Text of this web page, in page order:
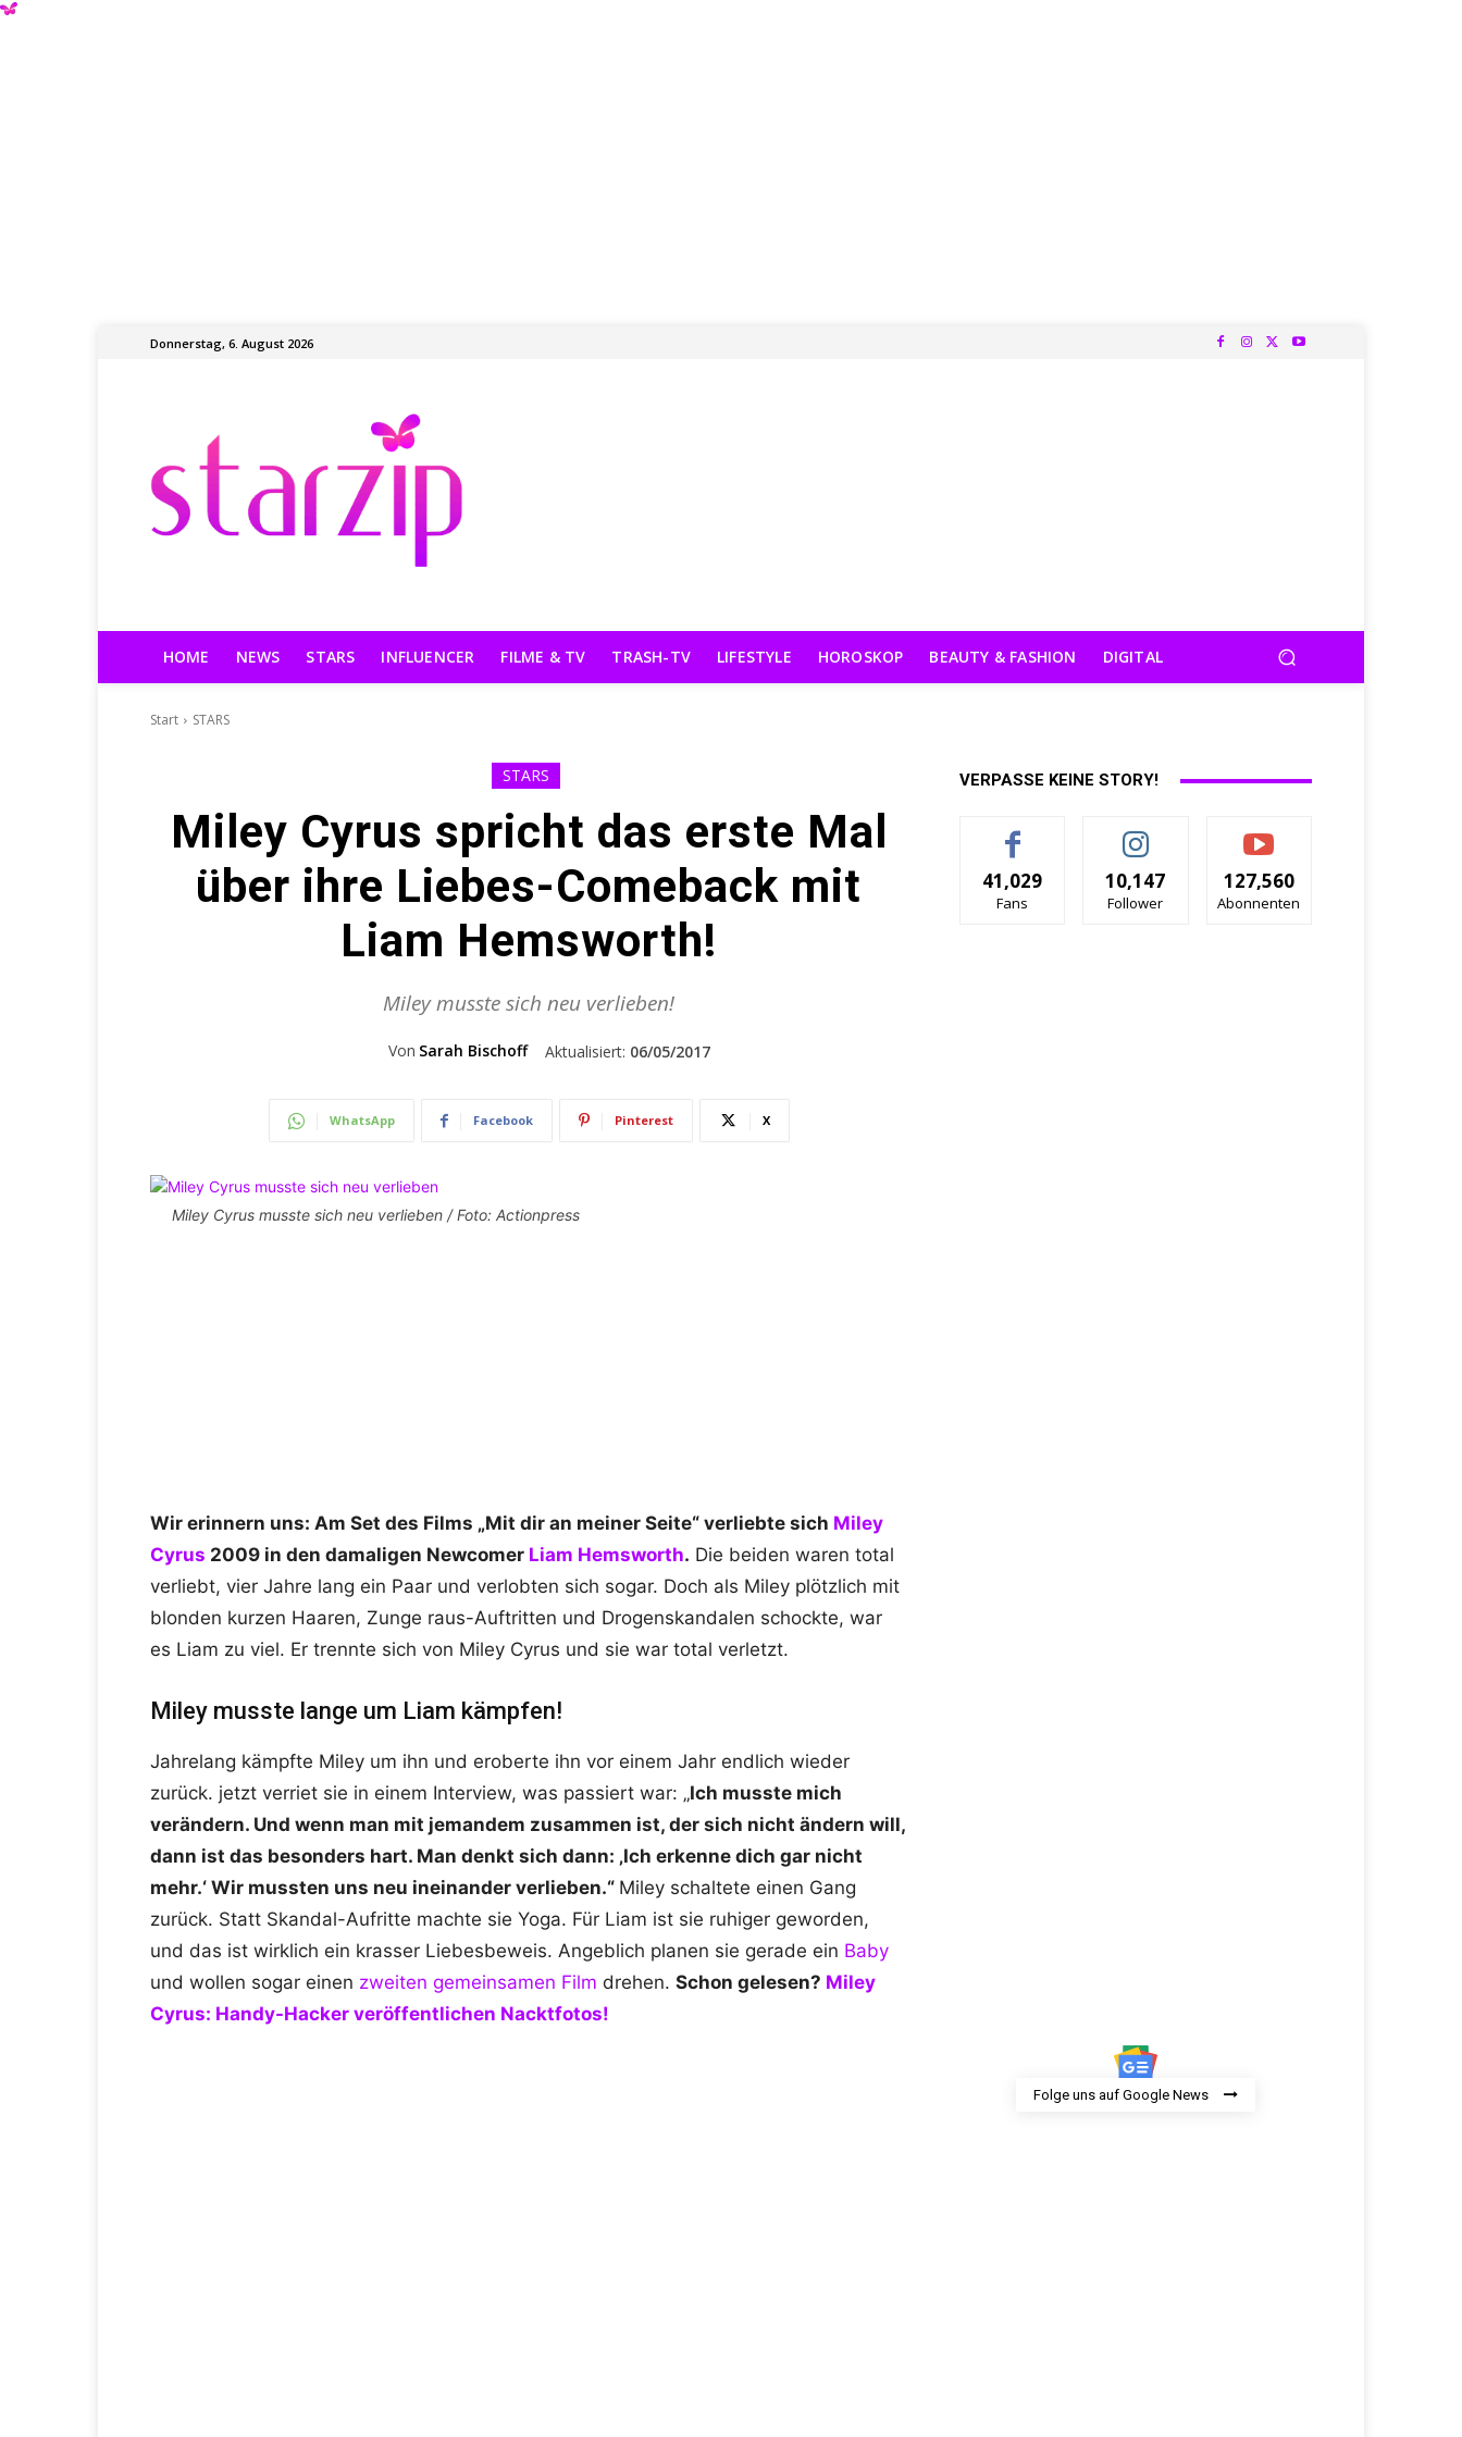
Donnerstag, 6. August 2026
HOME NEWS STARS INFLUENCER FILME & TV TRASH-TV LIFESTYLE HOROSKOP BEAUTY & FASHION DIGITAL
Start STARS
STARS
Miley Cyrus spricht das erste Mal
über ihre Liebes-Comeback mit
Liam Hemsworth!
Miley musste sich neu verlieben!
Von Sarah Bischoff Aktualisiert: 06/05/2017
WhatsApp Facebook Pinterest X
Miley Cyrus musste sich neu verlieben / Foto: Actionpress
Wir erinnern uns: Am Set des Films „Mit dir an meiner Seite“ verliebte sich Miley
Cyrus 2009 in den damaligen Newcomer Liam Hemsworth. Die beiden waren total
verliebt, vier Jahre lang ein Paar und verlobten sich sogar. Doch als Miley plötzlich mit
blonden kurzen Haaren, Zunge raus-Auftritten und Drogenskandalen schockte, war
es Liam zu viel. Er trennte sich von Miley Cyrus und sie war total verletzt.
Miley musste lange um Liam kämpfen!
Jahrelang kämpfte Miley um ihn und eroberte ihn vor einem Jahr endlich wieder
zurück. jetzt verriet sie in einem Interview, was passiert war: „Ich musste mich
verändern. Und wenn man mit jemandem zusammen ist, der sich nicht ändern will,
dann ist das besonders hart. Man denkt sich dann: ‚Ich erkenne dich gar nicht
mehr.‘ Wir mussten uns neu ineinander verlieben.“ Miley schaltete einen Gang
zurück. Statt Skandal-Aufritte machte sie Yoga. Für Liam ist sie ruhiger geworden,
und das ist wirklich ein krasser Liebesbeweis. Angeblich planen sie gerade ein Baby
und wollen sogar einen zweiten gemeinsamen Film drehen. Schon gelesen? Miley
Cyrus: Handy-Hacker veröffentlichen Nacktfotos!
VERPASSE KEINE STORY!
41,029
Fans
10,147
Follower
127,560
Abonnenten
Folge uns auf Google News